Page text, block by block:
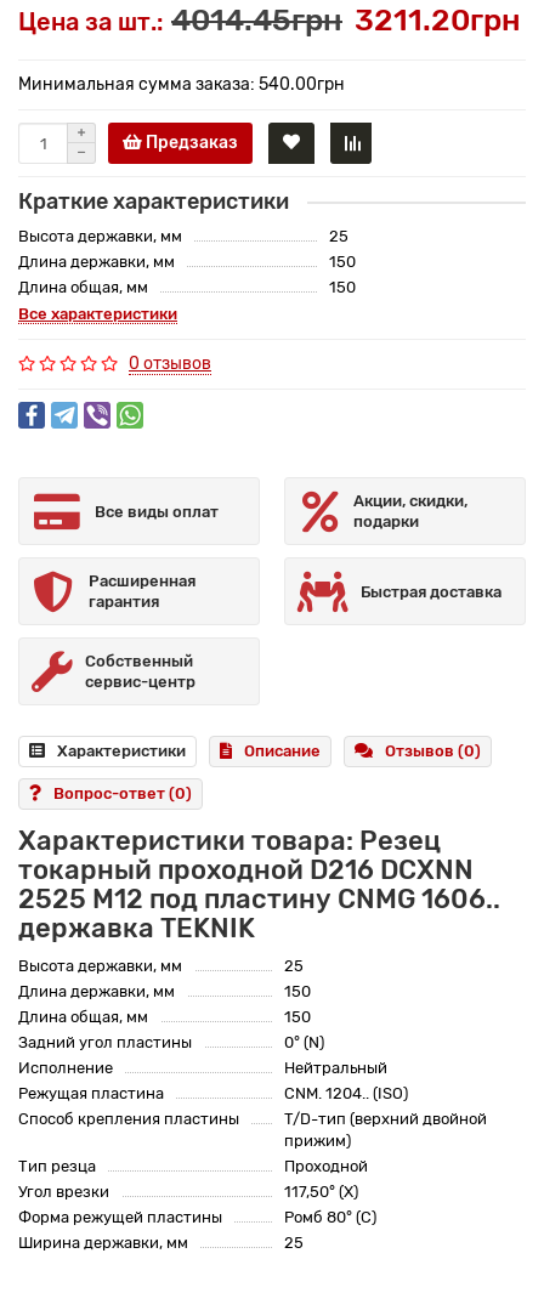
Цена за шт.: 4014.45грн 3211.20грн
Минимальная сумма заказа: 540.00грн
Предзаказ
Краткие характеристики
Высота державки, мм
25
Длина державки, мм
150
Длина общая, мм
150
Все характеристики
0 отзывов
Все виды оплат
Акции, скидки,
подарки
Расширенная
гарантия
Быстрая доставка
Собственный
сервис-центр
Характеристики Описание Отзывов (0)
Вопрос-ответ (0)
Характеристики товара: Резец
токарный проходной D216 DCXNN
2525 M12 под пластину CNMG 1606..
державка TEKNIK
Высота державки, мм
25
Длина державки, мм
150
Длина общая, мм
150
Задний угол пластины
0° (N)
Исполнение
Нейтральный
Режущая пластина
CNM. 1204.. (ISO)
Способ крепления пластины
T/D-тип (верхний двойной
прижим)
Тип резца
Проходной
Угол врезки
117,50° (X)
Форма режущей пластины
Ромб 80° (C)
Ширина державки, мм
25